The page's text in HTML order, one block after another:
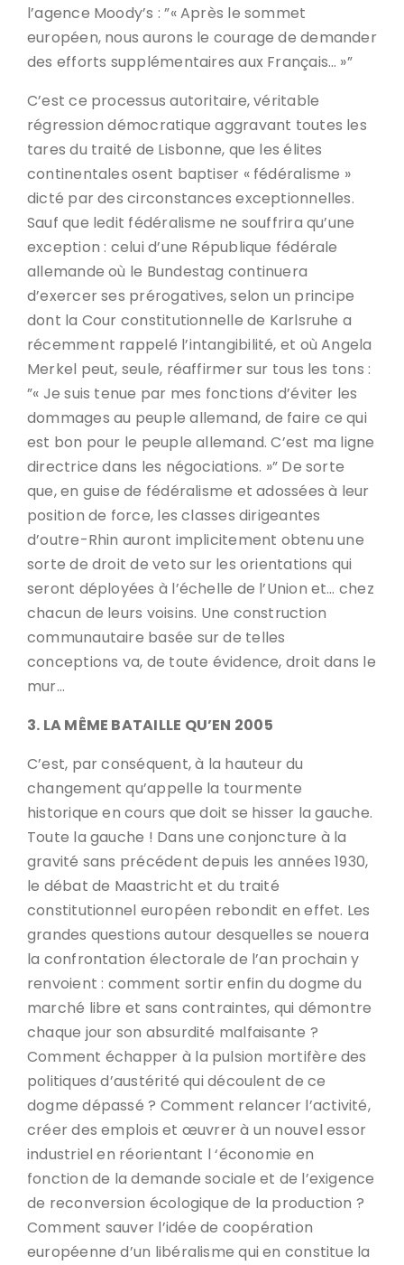
l’agence Moody’s : ”« Après le sommet
européen, nous aurons le courage de demander
des efforts supplémentaires aux Français… »”
C’est ce processus autoritaire, véritable
régression démocratique aggravant toutes les
tares du traité de Lisbonne, que les élites
continentales osent baptiser « fédéralisme »
dicté par des circonstances exceptionnelles.
Sauf que ledit fédéralisme ne souffrira qu’une
exception : celui d’une République fédérale
allemande où le Bundestag continuera
d’exercer ses prérogatives, selon un principe
dont la Cour constitutionnelle de Karlsruhe a
récemment rappelé l’intangibilité, et où Angela
Merkel peut, seule, réaffirmer sur tous les tons :
”« Je suis tenue par mes fonctions d’éviter les
dommages au peuple allemand, de faire ce qui
est bon pour le peuple allemand. C’est ma ligne
directrice dans les négociations. »” De sorte
que, en guise de fédéralisme et adossées à leur
position de force, les classes dirigeantes
d’outre-Rhin auront implicitement obtenu une
sorte de droit de veto sur les orientations qui
seront déployées à l’échelle de l’Union et… chez
chacun de leurs voisins. Une construction
communautaire basée sur de telles
conceptions va, de toute évidence, droit dans le
mur…
3. LA MÊME BATAILLE QU’EN 2005
C’est, par conséquent, à la hauteur du
changement qu’appelle la tourmente
historique en cours que doit se hisser la gauche.
Toute la gauche ! Dans une conjoncture à la
gravité sans précédent depuis les années 1930,
le débat de Maastricht et du traité
constitutionnel européen rebondit en effet. Les
grandes questions autour desquelles se nouera
la confrontation électorale de l’an prochain y
renvoient : comment sortir enfin du dogme du
marché libre et sans contraintes, qui démontre
chaque jour son absurdité malfaisante ?
Comment échapper à la pulsion mortifère des
politiques d’austérité qui découlent de ce
dogme dépassé ? Comment relancer l’activité,
créer des emplois et œuvrer à un nouvel essor
industriel en réorientant l ‘économie en
fonction de la demande sociale et de l’exigence
de reconversion écologique de la production ?
Comment sauver l’idée de coopération
européenne d’un libéralisme qui en constitue la